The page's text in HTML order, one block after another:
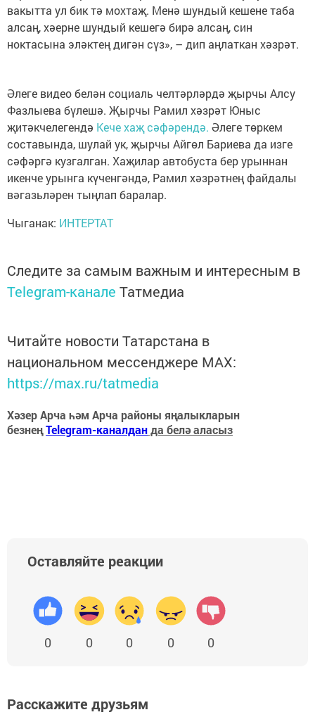
вакытта ул бик тә мохтаҗ. Менә шундый кешене таба
алсаң, хәерне шундый кешегә бирә алсаң, син
ноктасына эләктең дигән сүз», – дип аңлаткан хәзрәт.
Әлеге видео белән социаль челтәрләрдә җырчы Алсу
Фазлыева бүлешә. Җырчы Рамил хәзрәт Юныс
җитәкчелегендә Кече хаҗ сәфәрендә. Әлеге төркем
составында, шулай ук, җырчы Айгөл Бариева да изге
сәфәргә кузгалган. Хаҗилар автобуста бер урыннан
икенче урынга күченгәндә, Рамил хәзрәтнең файдалы
вәгазьләрен тыңлап баралар.
Чыганак: ИНТЕРТАТ
Следите за самым важным и интересным в
Telegram-канале Татмедиа
Читайте новости Татарстана в
национальном мессенджере MАХ:
https://max.ru/tatmedia
Хәзер Арча һәм Арча районы яңалыкларын
безнеңTelegram-каналданда белә аласыз
Оставляйте реакции
0 0 0 0 0
Расскажите друзьям